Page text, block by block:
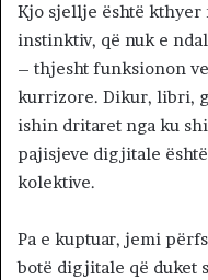
Kjo sjellje është
instinktiv, që nuk e
– thjesht funksionon
kurrizore. Dikur, libri,
ishin dritaret nga ku
pajisjeve digjitale
kolektive.
Pa e kuptuar, jemi
botë digjitale që duket